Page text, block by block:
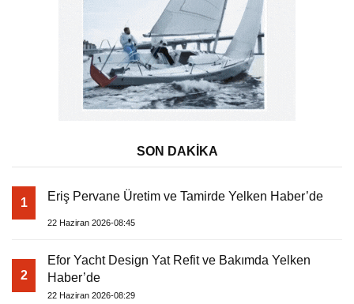
SON DAKİKA
1 Eriş Pervane Üretim ve Tamirde Yelken Haber’de
22 Haziran 2026-08:45
2
Efor Yacht Design Yat Refit ve Bakımda Yelken
Haber’de
22 Haziran 2026-08:29